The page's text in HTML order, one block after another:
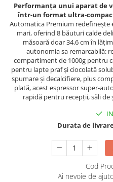
Aparate SH
Promotii
Stabilizatoare tensiune
Piese schimb espressoare
Accesorii si intretinere
Curatare
Filtre
Performanța unui aparat de
într-un format ultra-
Automatica Premium redefinește
mari, oferind 8 băuturi calde
măsoară doar 34.6 cm în
autonomia sa remarcabilă:
compartiment de 1000g pentru
pentru lapte praf și ciocolată
spumare și decalcifiere, plus
plată, acest espressor super-
rapidă pentru recepții, săli de
Durata de
Cod
Ai nevoie de